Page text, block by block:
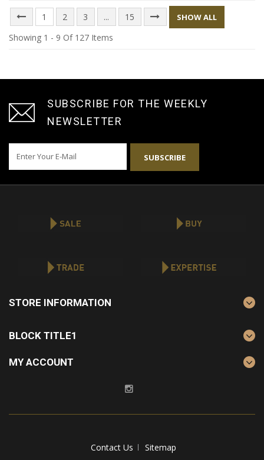
SHOW ALL
1 2 3 ...
15
Showing 1 - 9 Of 127 Items
SUBSCRIBE FOR THE WEEKLY
NEWSLETTER
SUBSCRIBE
STORE INFORMATION
BLOCK TITLE1
MY ACCOUNT
Contact Us Sitemap